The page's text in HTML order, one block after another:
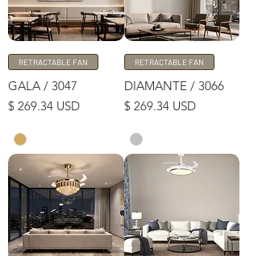
RETRACTABLE FAN
GALA / 3047
Price
$ 269.34 USD
RETRACTABLE FAN
DIAMANTE / 3066
Price
$ 269.34 USD